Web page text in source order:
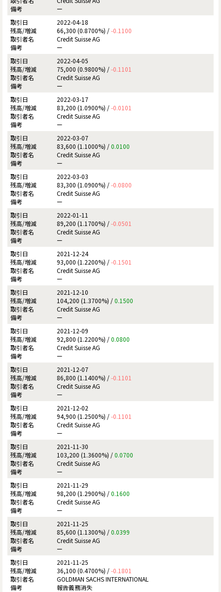
ー
2022-04-18
66,300 (0.8700%) /-0.1100
Credit Suisse AG
ー
2022-04-05
75,000 (0.9800%) /-0.1101
Credit Suisse AG
ー
2022-03-17
83,200 (1.0900%) /-0.0101
Credit Suisse AG
ー
2022-03-07
83,600 (1.1000%) /0.0100
Credit Suisse AG
ー
2022-03-03
83,300 (1.0900%) /-0.0800
Credit Suisse AG
ー
2022-01-11
89,200 (1.1700%) /-0.0501
Credit Suisse AG
ー
2021-12-24
93,000 (1.2200%) /-0.1501
Credit Suisse AG
ー
2021-12-10
104,200 (1.3700%) /0.1500
Credit Suisse AG
ー
2021-12-09
92,800 (1.2200%) /0.0800
Credit Suisse AG
ー
2021-12-07
86,800 (1.1400%) /-0.1101
Credit Suisse AG
ー
2021-12-02
94,900 (1.2500%) /-0.1101
Credit Suisse AG
ー
2021-11-30
103,200 (1.3600%) /0.0700
Credit Suisse AG
ー
2021-11-29
98,200 (1.2900%) /0.1600
Credit Suisse AG
ー
2021-11-25
85,600 (1.1300%) /0.0399
Credit Suisse AG
ー
2021-11-25
36,100 (0.4700%) /-0.1801
GOLDMAN SACHS INTERNATIONAL
報告義務消失